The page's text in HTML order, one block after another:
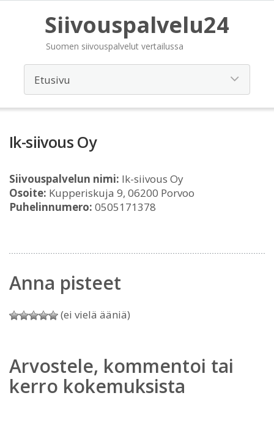
Siivouspalvelu24
Suomen siivouspalvelut vertailussa
Ik-siivous Oy
Siivouspalvelun nimi: Ik-siivous Oy
Osoite: Kupperiskuja 9, 06200 Porvoo
Puhelinnumero: 0505171378
Anna pisteet
(ei vielä ääniä)
Arvostele, kommentoi tai
kerro kokemuksista